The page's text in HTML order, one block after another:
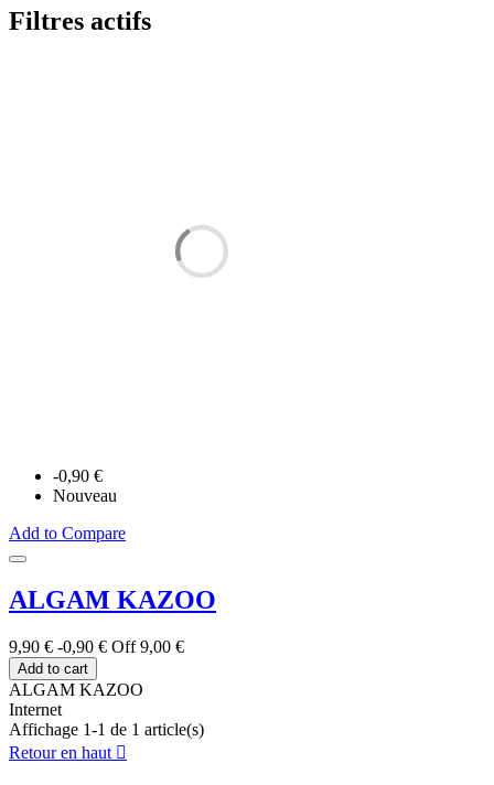
Filtres actifs
-0,90 €
Nouveau
Add to Compare
ALGAM KAZOO
9,90 € -0,90 € Off 9,00 €
Add to cart
ALGAM KAZOO
Internet
Affichage 1-1 de 1 article(s)
Retour en haut 